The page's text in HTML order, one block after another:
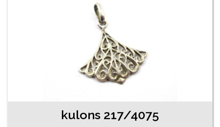
kulons 217/4075